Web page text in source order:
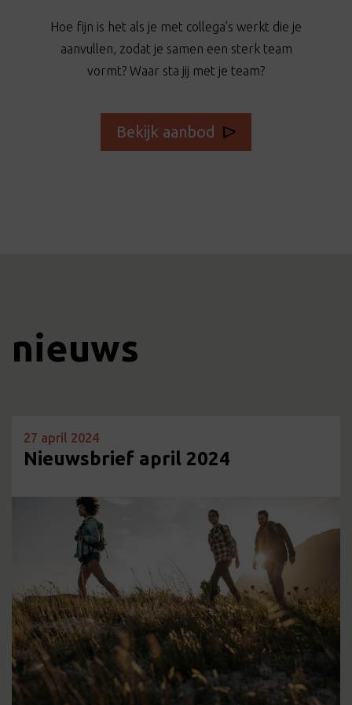
Hoe fijn is het als je met collega’s werkt die je
aanvullen, zodat je samen een sterk team
vormt? Waar sta jij met je team?
Bekijk aanbod
nieuws
27 april 2024
Nieuwsbrief april 2024